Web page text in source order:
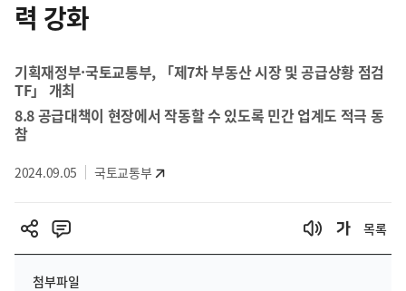
영력 강화
기획재정부·국토교통부, 「제7차 부동산 시장 및 공급상황 점검
TF」 개최
8.8 공급대책이 현장에서 작동할 수 있도록 민간 업계도 적극 동
참
2024.09.05 국토교통부
목록
첨부파일